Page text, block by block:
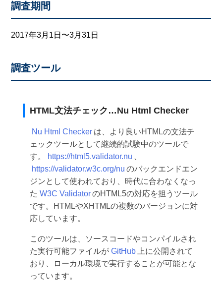
調査期間
2017年3月1日〜3月31日
調査ツール
HTML文法チェック…Nu Html Checker
Nu Html Checker は、より良いHTMLの文法チ
ェックツールとして継続的試験中のツールで
す。
https://html5.validator.nu
https://validator.w3c.org/nu のバックエンドエン
ジンとして使われており、時代に合わなくなっ
た W3C Validator のHTML5の対応を担うツール
です。HTMLやXHTMLの複数のバージョンに対
応しています。
このツールは、ソースコードやコンパイルされ
た実行可能ファイルが GitHub
上に公開されて
おり、ローカル環境で実行することが可能とな
っています。